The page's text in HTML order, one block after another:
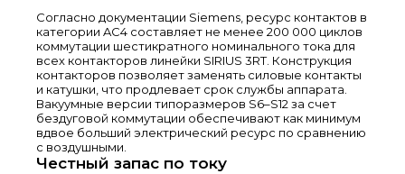
Согласно документации Siemens, ресурс контактов в
категории AC4 составляет не менее 200 000 циклов
коммутации шестикратного номинального тока для
всех контакторов линейки SIRIUS 3RT. Конструкция
контакторов позволяет заменять силовые контакты
и катушки, что продлевает срок службы аппарата.
Вакуумные версии типоразмеров S6–S12 за счет
бездуговой коммутации обеспечивают как минимум
вдвое больший электрический ресурс по сравнению
с воздушными.
Честный запас по току